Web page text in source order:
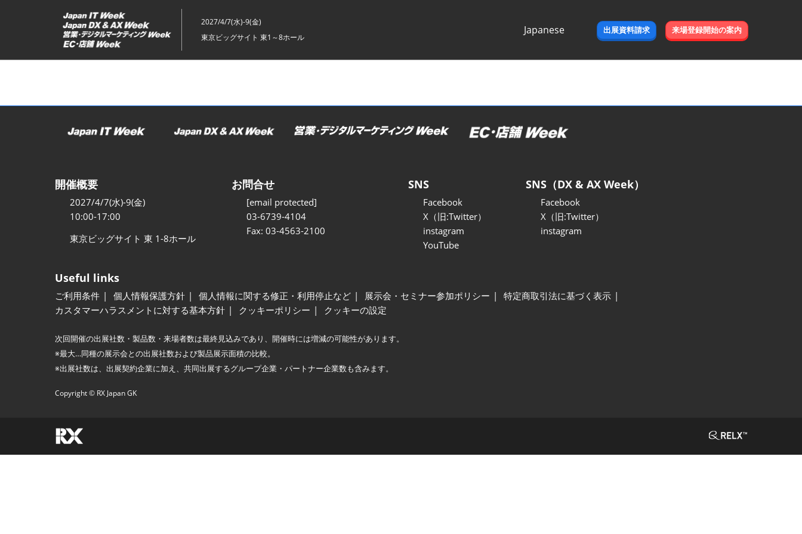
ッ
2027/4/7(水)-9(金)
東京ビッグサイト 東1～8ホール
Japanese
出展資料請求 来場登録開始の案内
開催概要
2027/4/7(水)-9(金)
10:00-17:00
東京ビッグサイト 東 1-8ホール
お問合せ
[email protected]
03-6739-4104
Fax: 03-4563-2100
SNS
Facebook
X（旧:Twitter）
instagram
YouTube
SNS（DX & AX Week）
Facebook
X（旧:Twitter）
instagram
Useful links
ご利用条件 個人情報保護方針 個人情報に関する修正・利用停止など 展示会・セミナー参加ポリシー
特定商取引法に基づく表示
カスタマーハラスメントに対する基本方針
クッキーポリシー クッキーの設定
次回開催の出展社数・製品数・来場者数は最終見込みであり、開催時には増減の可能性があります。
※最大…同種の展示会との出展社数および製品展示面積の比較。
※出展社数は、出展契約企業に加え、共同出展するグループ企業・パートナー企業数も含みます。
Copyright © RX Japan GK